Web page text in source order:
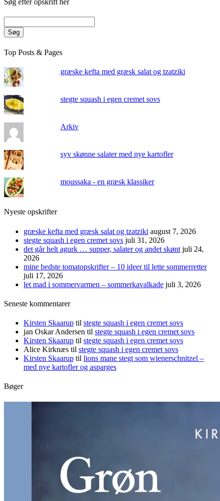
Søg efter opskrift her
Søg
Top Posts & Pages
græske kefta med græsk salat og tzatziki
stegte squash i egen cremet sovs
Arkiv
syv skønne salater med nye kartofler
moussaka - en græsk klassiker
Nyeste opskrifter
græske kefta med græsk salat og tzatziki august 7, 2026
stegte squash i egen cremet sovs juli 31, 2026
det går helt agurk … supper, salater og andet skønt juli 24,
2026
mine bedste tomatopskrifter – 10 ideer til lette sommerretter
juli 17, 2026
let mad i sommervarmen – sommerkavalkade juli 3, 2026
Seneste kommentarer
Kirsten Skaarup til stegte squash i egen cremet sovs
jan Oskar Andersen til stegte squash i egen cremet sovs
Kirsten Skaarup til stegte squash i egen cremet sovs
Alice Kirknæs til stegte squash i egen cremet sovs
Kirsten Skaarup til lions mane stegt som wienerschnitzel –
med nye kartofler og asparges
Bøger